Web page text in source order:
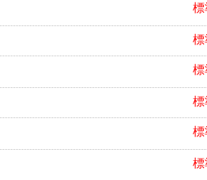
標
標
標
標
標
標